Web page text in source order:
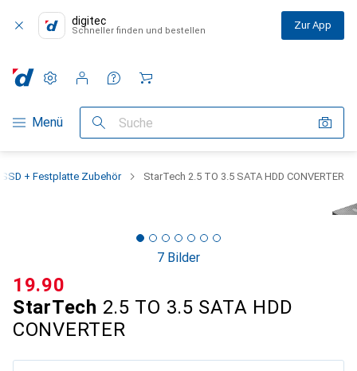
digitec
Schneller finden und bestellen Zur App
Navigation nach Kategorien
Menü Suche
Einstellungen
Kundenkonto
Vergleichslisten
Merklisten
Warenkorb
SSD + Festplatte Zubehör StarTech 2.5 TO 3.5 SATA HDD CONVERTER
7 Bilder
StarTech 2.5 TO 3.5 SATA HDD
CONVERTER
CHF
19.90